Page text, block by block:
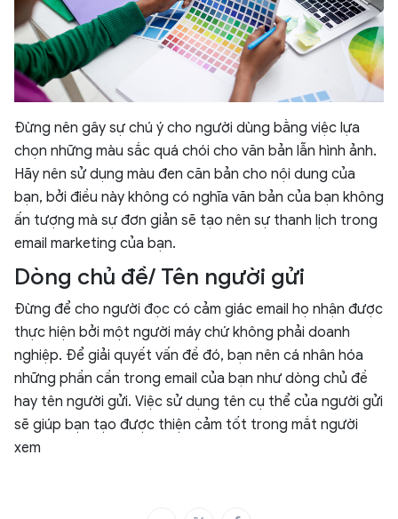
Đừng nên gây sự chú ý cho người dùng bằng việc lựa
chọn những màu sắc quá chói cho văn bản lẫn hình ảnh.
Hãy nên sử dụng màu đen căn bản cho nội dung của
bạn, bởi điều này không có nghĩa văn bản của bạn không
ấn tượng mà sự đơn giản sẽ tạo nên sự thanh lịch trong
email marketing của bạn.
Dòng chủ đề/ Tên người gửi
Đừng để cho người đọc có cảm giác email họ nhận được
thực hiện bởi một người máy chứ không phải doanh
nghiệp. Để giải quyết vấn đề đó, bạn nên cá nhân hóa
những phần cần trong email của bạn như dòng chủ đề
hay tên người gửi. Việc sử dụng tên cụ thể của người gửi
sẽ giúp bạn tạo được thiện cảm tốt trong mắt người
xem